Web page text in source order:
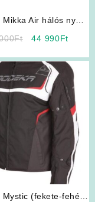
Mikka Air hálós nyári
Ft
Original
was:
50
000Ft.
44 990Ft
is:
44
990Ft.
(fekete-fehér)